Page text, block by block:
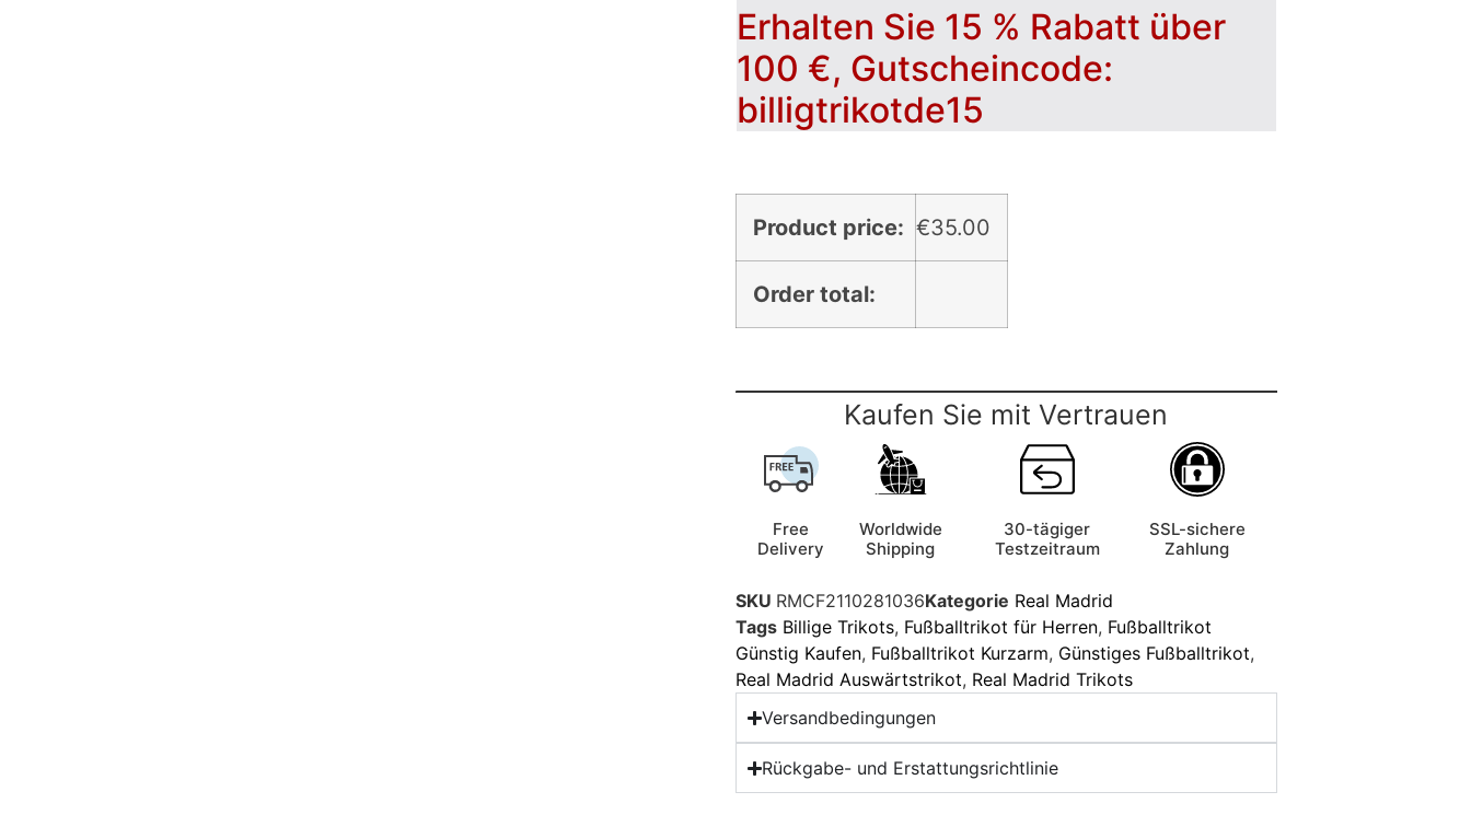
Erhalten Sie 15 % Rabatt über
100 €, Gutscheincode:
billigtrikotde15
Product price: €35.00
Order total:
Kaufen Sie mit Vertrauen
Free
Delivery
Worldwide
Shipping
30-tägiger
Testzeitraum
SSL-sichere
Zahlung
SKU RMCF2110281036Kategorie Real Madrid
Tags Billige Trikots, Fußballtrikot für Herren, Fußballtrikot
Günstig Kaufen, Fußballtrikot Kurzarm, Günstiges Fußballtrikot,
Real Madrid Auswärtstrikot, Real Madrid Trikots
Versandbedingungen
Rückgabe- und Erstattungsrichtlinie